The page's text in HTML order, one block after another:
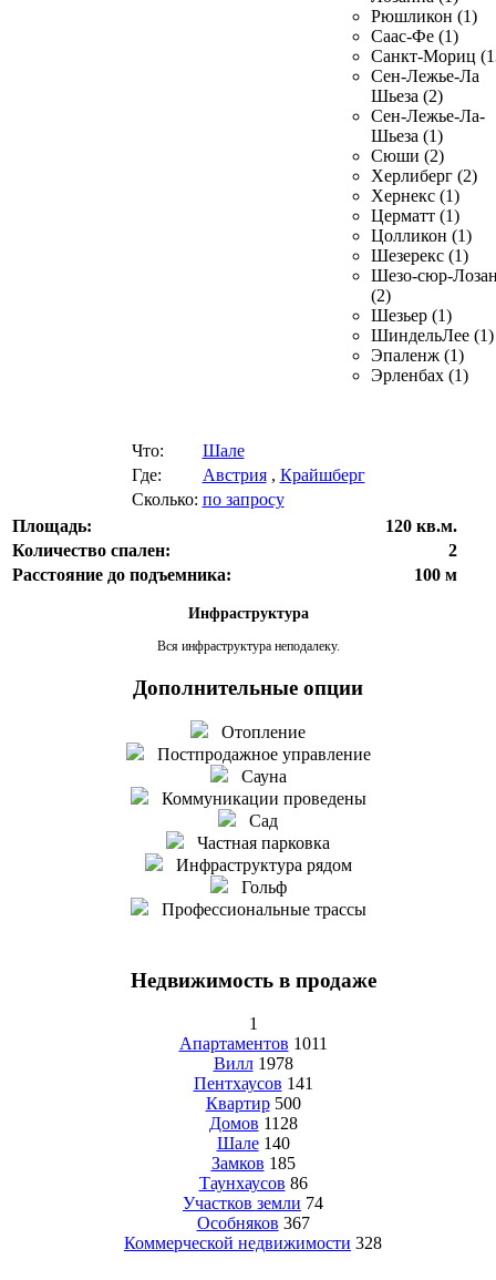
Рюшликон (1)
Саас-Фе (1)
Санкт-Мориц
Сен-Лежье-Ла
Шьеза (2)
Сен-Лежье-Ла-
Шьеза (1)
Сюши (2)
Херлиберг (2)
Хернекс (1)
Церматт (1)
Цолликон (1)
Шезерекс (1)
Шезо-сюр-
(2)
Шезьер (1)
ШиндельЛее (1)
Эпаленж (1)
Эрленбах (1)
Что:
Шале
Где:
Австрия, Крайшберг
Сколько: по запросу
Площадь:
120 кв.м.
Количество спален:
2
Расстояние до подъемника:
100 м
Инфраструктура
Вся инфраструктура неподалеку.
Дополнительные опции
Отопление
Постпродажное управление
Сауна
Коммуникации проведены
Сад
Частная парковка
Инфраструктура рядом
Гольф
Профессиональные трассы
Недвижимость в продаже
1
Апартаментов 1011
Вилл 1978
Пентхаусов 141
Квартир 500
Домов 1128
Шале 140
Замков 185
Таунхаусов 86
Участков земли 74
Особняков 367
Коммерческой недвижимости 328